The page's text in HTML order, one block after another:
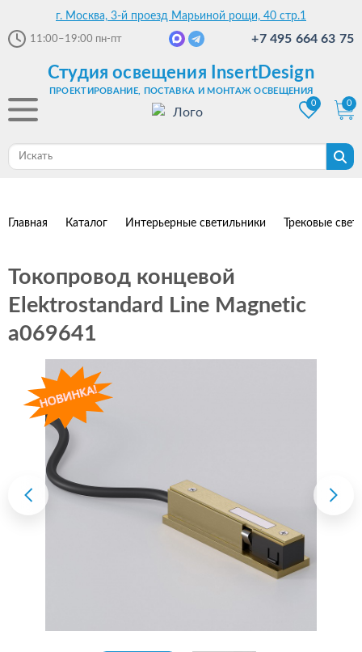
г. Москва, 3-й проезд Марьиной рощи, 40 стр.1
11:00–19:00 пн-пт +7 495 664 63 75
Студия освещения InsertDesign
ПРОЕКТИРОВАНИЕ, ПОСТАВКА И МОНТАЖ ОСВЕЩЕНИЯ
0
0
Главная Каталог Интерьерные светильники Трековые
Токопровод концевой
Elektrostandard Line Magnetic
a069641